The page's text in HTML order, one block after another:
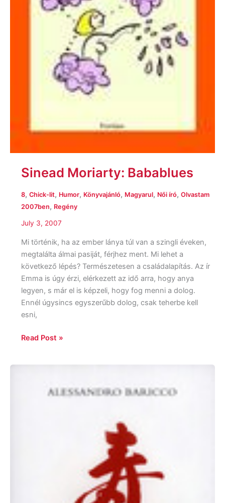
Sinead Moriarty: Babablues
8, Chick-lit, Humor, Könyvajánló, Magyarul, Női író, Olvastam
2007ben, Regény
July 3, 2007
Mi történik, ha az ember lánya túl van a szingli éveken,
megtalálta álmai pasiját, férjhez ment. Mi lehet a
következő lépés? Természetesen a családalapítás. Az ír
Emma is úgy érzi, elérkezett az idő arra, hogy anya
legyen, s már el is képzeli, hogy fog menni a dolog.
Ennél úgysincs egyszerűbb dolog, csak teherbe kell
esni,
Read Post »